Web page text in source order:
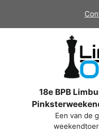
de
18e BPB
Een van de